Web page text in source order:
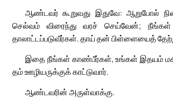
ஆண்டவர் கூறுவது இதுவே: ஆறுபோல்
செல்வம் விரைந்து வரச் செய்வேன்; நீங்கள்
தாலாட்டப்படுவீர்கள். தாய் தன் பிள்ளையைத்
இதை நீங்கள் காண்பீர்கள், உங்கள் இதயம்
தம் ஊழியருக்குக் காட்டுவார்.
ஆண்டவரின் அருள்வாக்கு.